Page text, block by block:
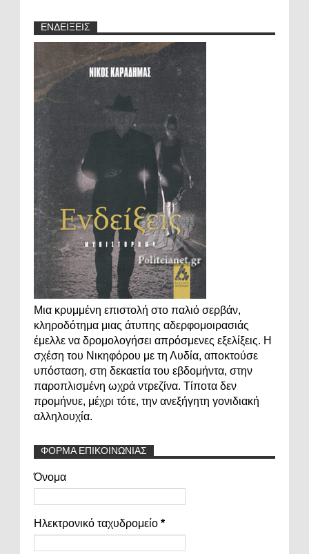
ΕΝΔΕΙΞΕΙΣ
Μια κρυμμένη επιστολή στο παλιό σερβάν,
κληροδότημα μιας άτυπης αδερφομοιρασιάς
έμελλε να δρομολογήσει απρόσμενες εξελίξεις. Η
σχέση του Νικηφόρου με τη Λυδία, αποκτούσε
υπόσταση, στη δεκαετία του εβδομήντα, στην
παροπλισμένη ωχρά ντρεζίνα. Τίποτα δεν
προμήνυε, μέχρι τότε, την ανεξήγητη γονιδιακή
αλληλουχία.
ΦΟΡΜΑ ΕΠΙΚΟΙΝΩΝΙΑΣ
Όνομα
Ηλεκτρονικό ταχυδρομείο *